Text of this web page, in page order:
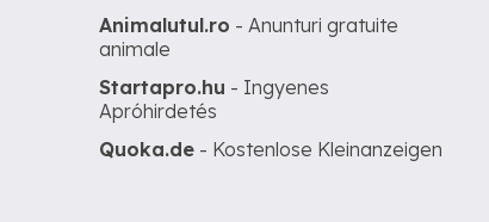
Animalutul.ro - Anunturi gratuite
animale
Startapro.hu - Ingyenes
Apróhirdetés
Quoka.de - Kostenlose Kleinanzeigen